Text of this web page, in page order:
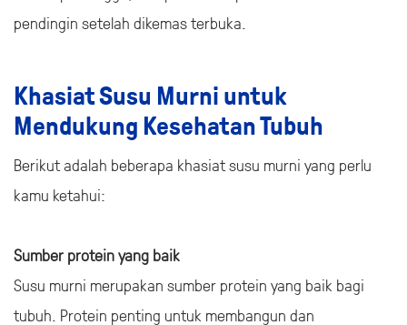
mikroorganisme yang ada dalam susu. Setelah proses
memiliki masa simpan yang lebih singkat, yaitu sekitar
beberapa minggu, dan perlu disimpan di dalam lemari
pendingin setelah dikemas terbuka.
Khasiat Susu Murni untuk
Mendukung Kesehatan Tubuh
Berikut adalah beberapa khasiat susu murni yang perlu